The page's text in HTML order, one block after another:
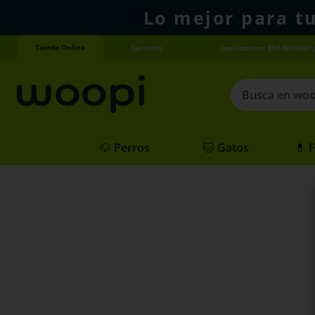
Lo mejor para
Tienda Online Servicios Contáctanos: 314 5929641
Busca en woopi
1
agility gold
🐶 Perros 🐱 Gatos 💊